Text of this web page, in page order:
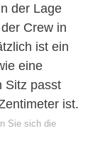
der Lage
Crew in
ist ein
eine
Sitz passt
ist.
Sie sich die